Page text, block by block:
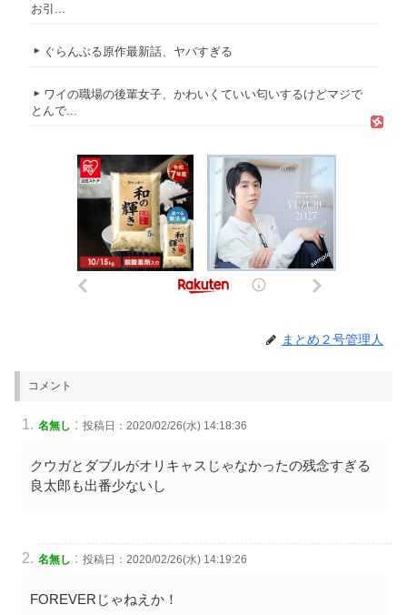
お引...
ぐらんぶる原作最新話、ヤバすぎる
ワイの職場の後輩女子、かわいくていい匂いするけどマジで
とんで...
まとめ２号管理人
コメント
名無し : 投稿日：2020/02/26(水) 14:18:36
クウガとダブルがオリキャスじゃなかったの残念すぎる
良太郎も出番少ないし
名無し : 投稿日：2020/02/26(水) 14:19:26
FOREVERじゃねえか！